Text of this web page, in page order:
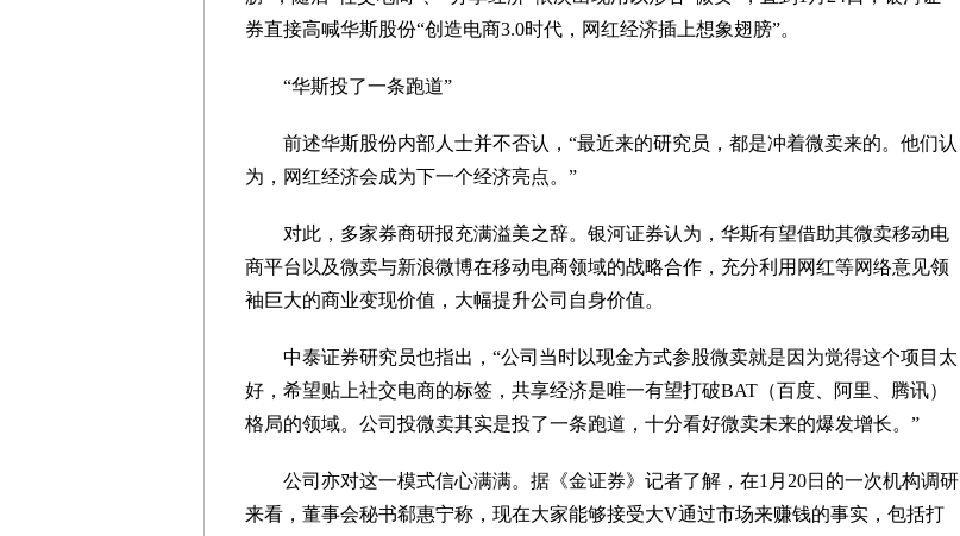
券直接高喊华斯股份“创造电商3.0时代，网红经济插上想象翅膀”。
“华斯投了一条跑道”
前述华斯股份内部人士并不否认，“最近来的研究员，都是冲着微卖来的。他们认
为，网红经济会成为下一个经济亮点。”
对此，多家券商研报充满溢美之辞。银河证券认为，华斯有望借助其微卖移动电
商平台以及微卖与新浪微博在移动电商领域的战略合作，充分利用网红等网络意见领
袖巨大的商业变现价值，大幅提升公司自身价值。
中泰证券研究员也指出，“公司当时以现金方式参股微卖就是因为觉得这个项目太
好，希望贴上社交电商的标签，共享经济是唯一有望打破BAT（百度、阿里、腾讯）
格局的领域。公司投微卖其实是投了一条跑道，十分看好微卖未来的爆发增长。”
公司亦对这一模式信心满满。据《金证券》记者了解，在1月20日的一次机构调研
来看，董事会秘书郗惠宁称，现在大家能够接受大V通过市场来赚钱的事实，包括打